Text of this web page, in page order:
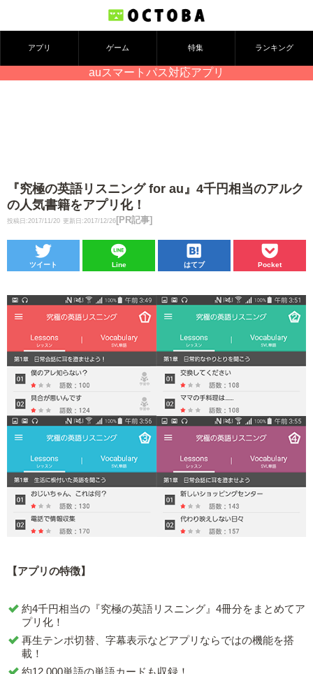
アプリ ゲーム 特集 ランキング
auスマートパス対応アプリ
『究極の英語リスニング for au』4千円相当のアルク
の人気書籍をアプリ化！
投稿日:2017/11/20 更新日:2017/12/26 [PR記事]
ツイート Line はてブ Pocket
【アプリの特徴】
約4千円相当の『究極の英語リスニング』4冊分をまとめてア
プリ化！
再生テンポ切替、字幕表示などアプリならではの機能を搭
載！